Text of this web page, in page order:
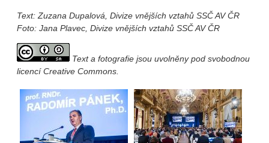
Text: Zuzana Dupalová, Divize vnějších vztahů SSČ AV ČR
Foto: Jana Plavec, Divize vnějších vztahů SSČ AV ČR
Text a fotografie jsou uvolněny pod svobodnou
licencí Creative Commons.